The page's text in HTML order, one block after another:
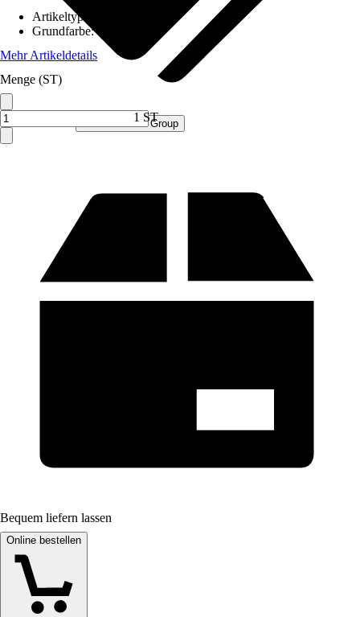
Verkauf durch: Procommerce Group
Artikeltyp
Grundfarbe:
Mehr Artikeldetails
Menge (ST)
1 ST
Bequem liefern lassen
Online bestellen